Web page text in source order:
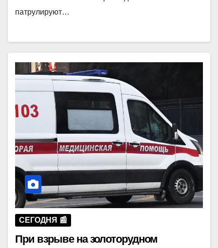
патрулируют…
СЕГОДНЯ 📰
При взрыве на золоторудном